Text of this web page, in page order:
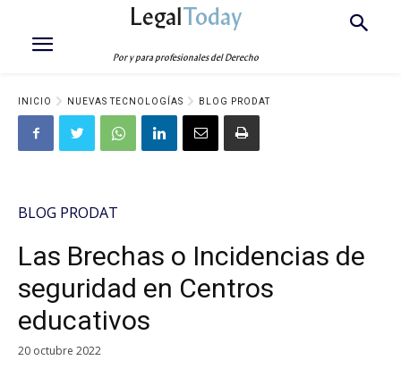
LegalToday
Por y para profesionales del Derecho
INICIO NUEVAS TECNOLOGÍAS BLOG PRODAT
BLOG PRODAT
Las Brechas o Incidencias de
seguridad en Centros
educativos
20 octubre 2022